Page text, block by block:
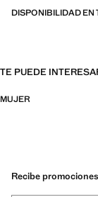
DISPONIBILIDAD EN
TE PUEDE
MUJER
Recibe